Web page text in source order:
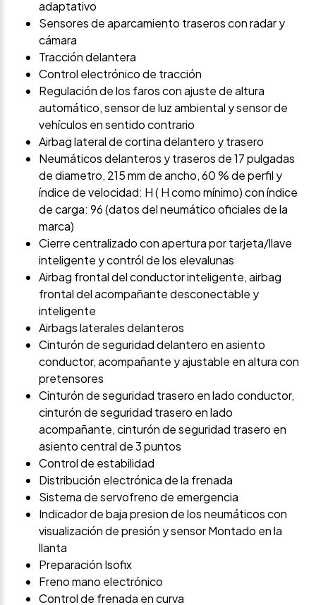
adaptativo
Sensores de aparcamiento traseros con radar y
cámara
Tracción delantera
Control electrónico de tracción
Regulación de los faros con ajuste de altura
automático, sensor de luz ambiental y sensor de
vehículos en sentido contrario
Airbag lateral de cortina delantero y trasero
Neumáticos delanteros y traseros de 17 pulgadas
de diametro, 215 mm de ancho, 60 % de perfil y
índice de velocidad: H ( H como mínimo) con índice
de carga: 96 (datos del neumático oficiales de la
marca)
Cierre centralizado con apertura por tarjeta/llave
inteligente y contról de los elevalunas
Airbag frontal del conductor inteligente, airbag
frontal del acompañante desconectable y
inteligente
Airbags laterales delanteros
Cinturón de seguridad delantero en asiento
conductor, acompañante y ajustable en altura con
pretensores
Cinturón de seguridad trasero en lado conductor,
cinturón de seguridad trasero en lado
acompañante, cinturón de seguridad trasero en
asiento central de 3 puntos
Control de estabilidad
Distribución electrónica de la frenada
Sistema de servofreno de emergencia
Indicador de baja presion de los neumáticos con
visualización de presión y sensor Montado en la
llanta
Preparación Isofix
Freno mano electrónico
Control de frenada en curva